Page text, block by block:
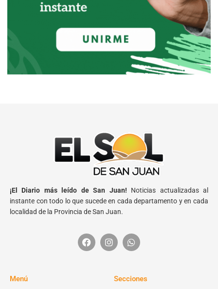
¡El Diario más leído de San Juan! Noticias actualizadas al
instante con todo lo que sucede en cada departamento y en cada
localidad de la Provincia de San Juan.
Menú Secciones